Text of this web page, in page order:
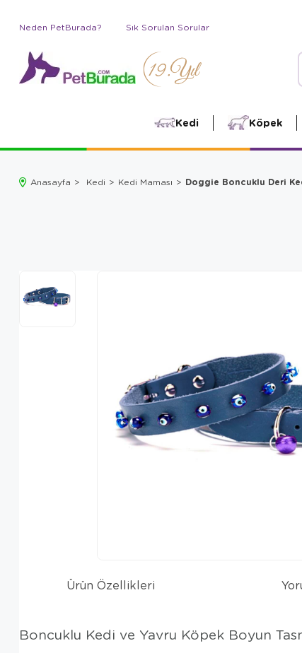
Neden PetBurada? Sık Sorulan Sorular
Kedi Köpek
Anasayfa Kedi Kedi Maması Doggie Boncuklu Deri
Ürün Özellikleri
Boncuklu Kedi ve Yavru Köpek Boyun